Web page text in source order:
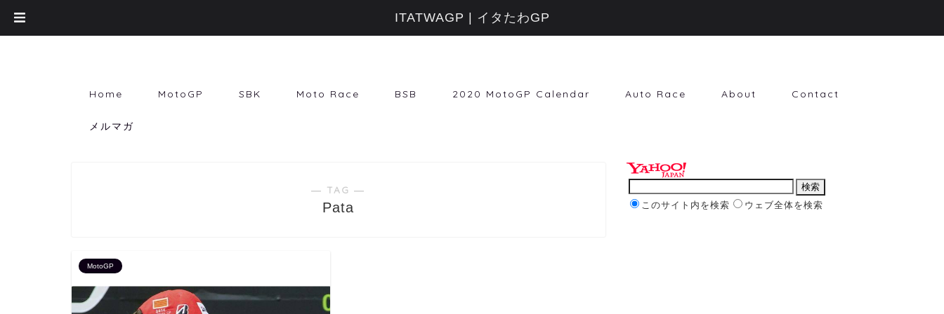
Home MotoGP SBK Moto Race BSB 2020 MotoGP Calendar Auto Race About Contact
メルマガ
― TAG ―
Pata
MotoGP
このサイト内を検索 ウェブ全体を検索
ITATWAGP | イタたわGP